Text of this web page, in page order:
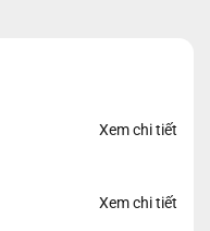
Xem chi tiết
Xem chi tiết